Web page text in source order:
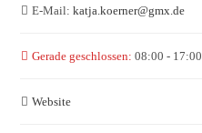
E-Mail: katja.koerner@gmx.de
Gerade geschlossen: 08:00 - 17:00
Website